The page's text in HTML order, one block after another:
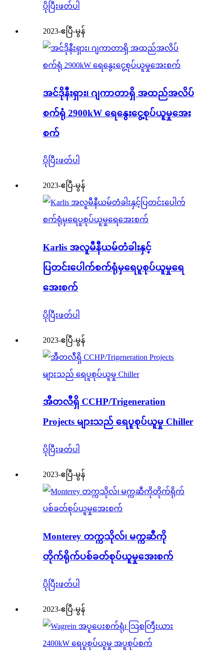
ပိုပြီးဖတ်ပါ
2023-ဧပြီ-မွန်
အင်ဒိုနီးရှား၊ ဂျကာတာရှိ အထည်အလိပ်
စက်ရုံ 2900kW ရေနွေးငွေ့စုပ်ယူမှုအေး
စက်
ပိုပြီးဖတ်ပါ
2023-ဧပြီ-မွန်
Karlis အလူမီနီယမ်တံခါးနှင့်
ပြတင်းပေါက်စက်ရုံမှရေပူစုပ်ယူမှုရေ
အေးစက်
ပိုပြီးဖတ်ပါ
2023-ဧပြီ-မွန်
အီတလီရှိ CCHP/Trigeneration
Projects များသည် ရေပူစုပ်ယူမှု Chiller
ပိုပြီးဖတ်ပါ
2023-ဧပြီ-မွန်
Monterey တက္ကသိုလ်၊ မက္ကဆီကို
တိုက်ရိုက်ပစ်ခတ်စုပ်ယူမှုအေးစက်
ပိုပြီးဖတ်ပါ
2023-ဧပြီ-မွန်